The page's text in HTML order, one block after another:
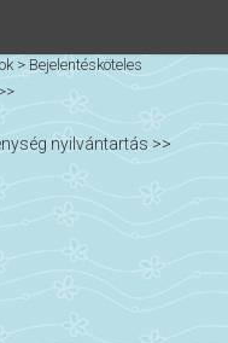
> Bejelentésköteles
nyilvántartás >>